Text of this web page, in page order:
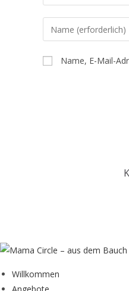
Name, E-Mail-
Willkommen